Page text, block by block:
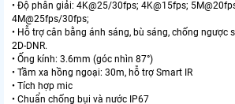
• Độ phân giải: 4K@25/30fps; 4K@15fps;
4M@25fps/30fps;
• Hỗ trợ cân bằng ánh sáng, bù sáng, chống ngược
2D-DNR.
• Ống kính: 3.6mm (góc nhìn 87°)
• Tầm xa hồng ngoại: 30m, hỗ trợ Smart IR
• Tích hợp mic
• Chuẩn chống bụi và nước IP67